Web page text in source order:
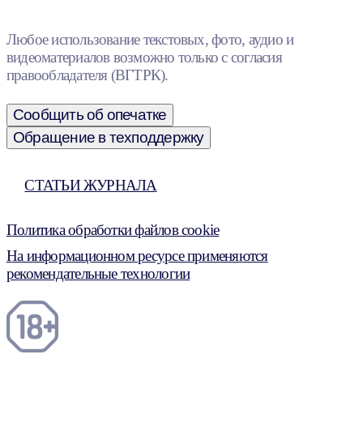
Любое использование текстовых, фото, аудио и
видеоматериалов возможно только с согласия
правообладателя (ВГТРК).
Сообщить об опечатке
Обращение в техподдержку
СТАТЬИ ЖУРНАЛА
Политика обработки файлов cookie
На информационном ресурсе применяются
рекомендательные технологии